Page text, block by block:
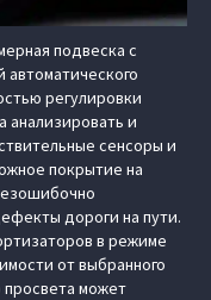
подвеска с
регулировки
анализировать и
сенсоры и
покрытие на
дороги на пути.
в режиме
от выбранного
может